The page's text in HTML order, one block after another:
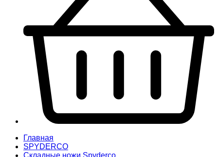
Главная
SPYDERCO
Складные ножи Spyderco